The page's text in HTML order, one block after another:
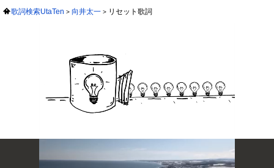
歌詞検索UtaTen 向井太一 リセット歌詞